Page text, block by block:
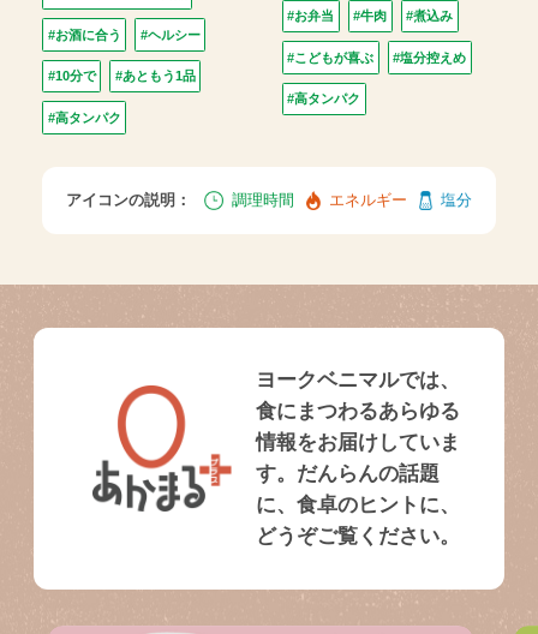
#お酒に合う #ヘルシー
#10分で #あともう1品
#高タンパク
#お弁当 #牛肉 #煮込み
#こどもが喜ぶ #塩分控えめ
#高タンパク
アイコンの説明： 調理時間 エネルギー 塩分
ヨークベニマルでは、
食にまつわるあらゆる
情報をお届けしていま
す。だんらんの話題
に、食卓のヒントに、
どうぞご覧ください。